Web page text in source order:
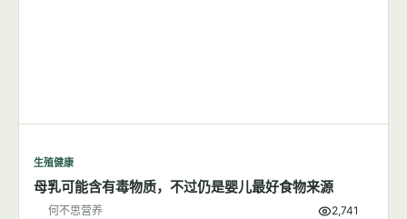
生殖健康
母乳可能含有毒物质，不过仍是婴儿最好食物来源
何不思营养 2,741